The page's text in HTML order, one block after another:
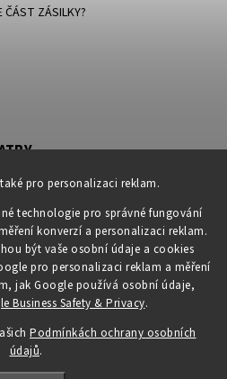
pro personalizaci reklam.
technologie pro správné fungování
konverzí a personalizaci reklam.
být vaše osobní údaje a cookies
pro personalizaci reklam a měření
jak Google používá osobní údaje,
Business Safety & Privacy.
Podmínkách ochrany osobních
údajů.
ČÁST ZÁSILKY?
využijte email